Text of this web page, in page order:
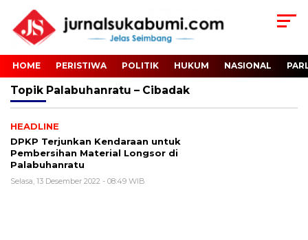
HOME PERISTIWA POLITIK HUKUM NASIONAL
Topik Palabuhanratu – Cibadak
HEADLINE
DPKP Terjunkan Kendaraan untuk
Pembersihan Material Longsor di
Palabuhanratu
Selasa, 13 Desember 2022 - 08:49 WIB